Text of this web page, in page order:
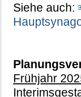
Siehe auch:
Frühjahr